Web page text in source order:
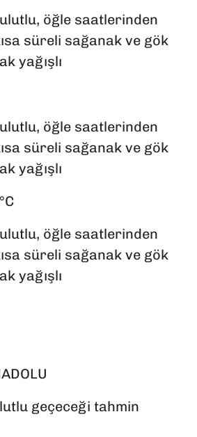
öğle saatlerinden
süreli sağanak ve gök
yağışlı
öğle saatlerinden
süreli sağanak ve gök
yağışlı
öğle saatlerinden
süreli sağanak ve gök
yağışlı
geçeceği tahmin